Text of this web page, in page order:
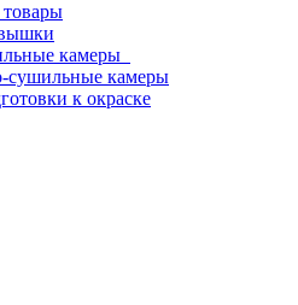
камеры
сушильные камеры
к окраске